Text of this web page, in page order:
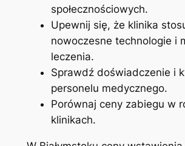
‍społecznościowych.
Upewnij się, że ‍klinika
nowoczesne technologie ⁣i⁤
leczenia.
Sprawdź doświadczenie i⁤
personelu medycznego.
Porównaj ceny ‍zabiegu w
klinikach.